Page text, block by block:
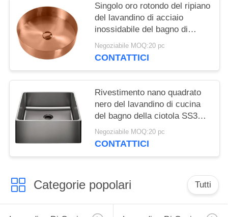
Singolo oro rotondo del ripiano
del lavandino di acciaio
inossidabile del bagno di
Undermount
Negoziabile MOQ:20 pc
CONTATTICI
Rivestimento nano quadrato
nero del lavandino di cucina
del bagno della ciotola SS304
PVD
Negoziabile MOQ:20 pc
CONTATTICI
Categorie popolari Tutti